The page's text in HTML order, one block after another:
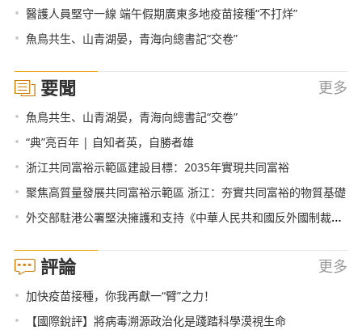
• 醫護人員堅守一線 端午假期廣東多地疫苗接種“不打烊”
• 魚鳥共生、山青湖晏，青海向總書記“交卷”
要聞 更多
• 魚鳥共生、山青湖晏，青海向總書記“交卷”
• “典”亮百年 | 自知者英，自勝者雄
• 浙江共同富裕示範區建設目標：2035年實現共同富裕
• 聚焦高質量發展共同富裕示範區 浙江：夯實共同富裕的物質基礎
• 外交部駐港公署堅決擁護和支持《中華人民共和國反外國制裁法》
評論 更多
• 加快疫苗接種，你我再獻一“臂”之力！
• 【國際銳評】將病毒溯源政治化是踐踏科學漠視生命